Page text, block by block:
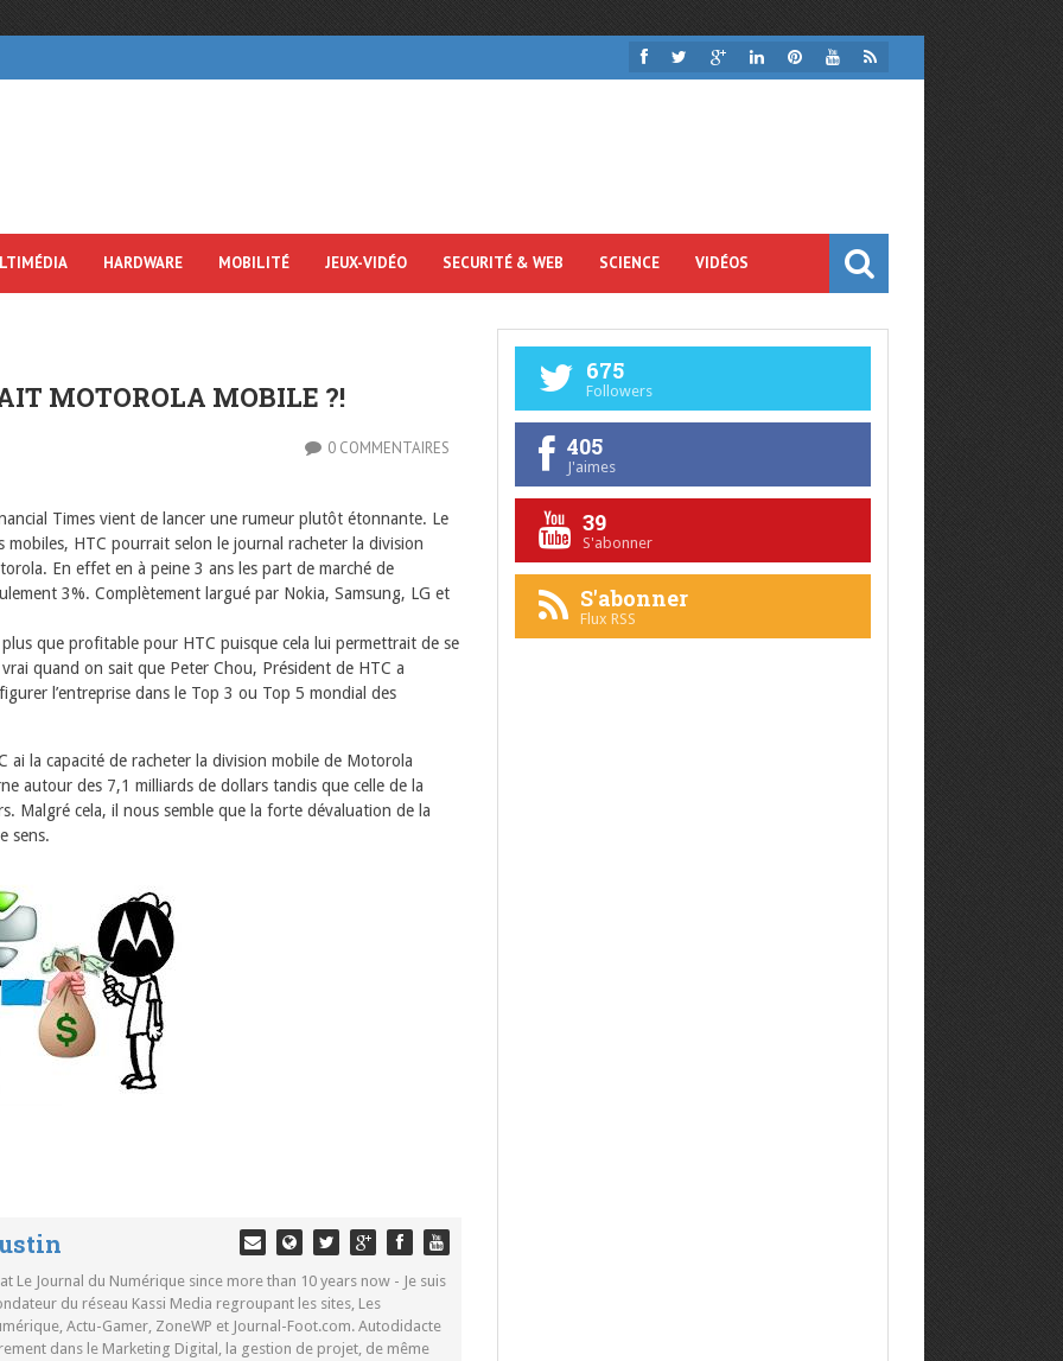
HARDWARE MOBILITÉ JEUX-VIDÉO SECURITÉ & WEB SCIENCE VIDÉOS
MOTOROLA MOBILE ?!
0 COMMENTAIRES
Times vient de lancer une rumeur plutôt étonnante. Le
mobiles, HTC pourrait selon le journal racheter la division
En effet en à peine 3 ans les part de marché de
3%. Complètement largué par Nokia, Samsung, LG et
plus que profitable pour HTC puisque cela lui permettrait de se
quand on sait que Peter Chou, Président de HTC a
l’entreprise dans le Top 3 ou Top 5 mondial des
la capacité de racheter la division mobile de Motorola
autour des 7,1 milliards de dollars tandis que celle de la
Malgré cela, il nous semble que la forte dévaluation de la
sens.
Le Journal du Numérique since more than 10 years now - Je suis
du réseau Kassi Media regroupant les sites, Les
Actu-Gamer, ZoneWP et Journal-Foot.com. Autodidacte
dans le Marketing Digital, la gestion de projet, de même
675
Followers
405
J'aimes
39
S'abonner
S'abonner
Flux RSS